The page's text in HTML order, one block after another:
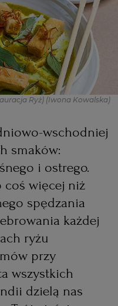
I VOD
Ryż) (Iwona Kowalska)
wschodniej
smaków:
i ostrego.
coś więcej niż
spędzania
każdej
ryżu
przy
wszystkich
dzielą nas